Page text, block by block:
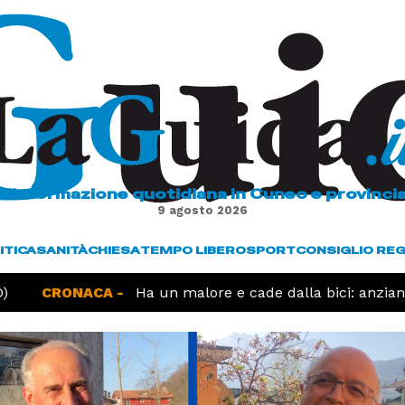
L'informazione quotidiana in Cuneo e
9 agosto 2026
SANITÀCHIESATEMPO LIBEROSPORTCONSIGLIO
CRONACA - Ha un malore e cade dalla bici: anziano